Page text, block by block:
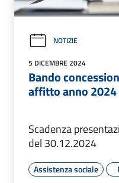
NOTIZIE
5 DICEMBRE 2024
Bando
affitto anno 2024
Scadenza
del 30.12.2024
Assistenza sociale